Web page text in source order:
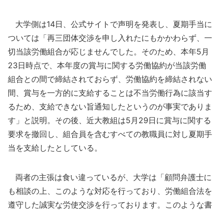
大学側は14日、公式サイトで声明を発表し、夏期手当に
ついては「再三団体交渉を申し入れたにもかかわらず、一
切当該労働組合が応じませんでした。そのため、本年5月
23日時点で、本年度の賞与に関する労働協約が当該労働
組合との間で締結されておらず、労働協約を締結されない
間、賞与を一方的に支給することは不当労働行為に該当す
るため、支給できない旨通知したというのが事実でありま
す」と説明。その後、近大教組は5月29日に賞与に関する
要求を撤回し、組合員を含むすべての教職員に対し夏期手
当を支給したとしている。
両者の主張は食い違っているが、大学は「顧問弁護士に
も相談の上、このような対応を行っており、労働組合法を
遵守した誠実な労使交渉を行っております。このような書